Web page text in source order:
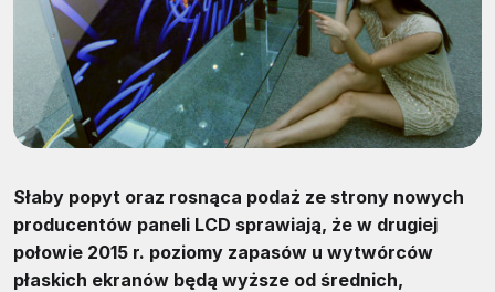
Słaby popyt oraz rosnąca podaż ze strony nowych
producentów paneli LCD sprawiają, że w drugiej
połowie 2015 r. poziomy zapasów u wytwórców
płaskich ekranów będą wyższe od średnich,